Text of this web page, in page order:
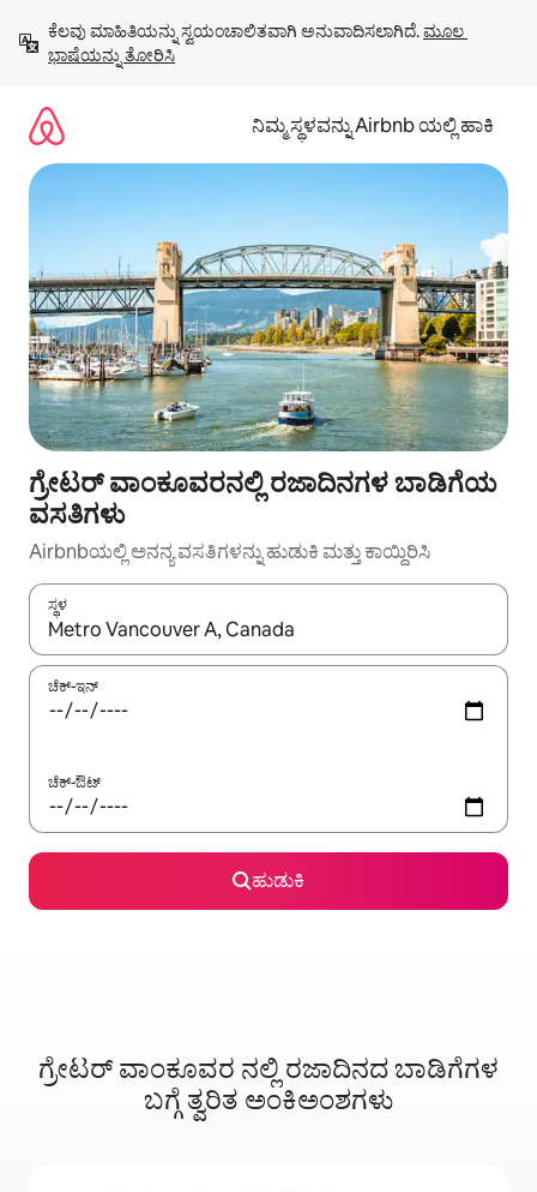
ಹೋಗಿ
ಕೆಲವು ಮಾಹಿತಿಯನ್ನು ಸ್ವಯಂಚಾಲಿತವಾಗಿ ಅನುವಾದಿಸಲಾಗಿದೆ. ಮೂಲ
ಭಾಷೆಯನ್ನು ತೋರಿಸಿ
ನಿಮ್ಮ ಸ್ಥಳವನ್ನು Airbnb ಯಲ್ಲಿ ಹಾಕಿ
ಗ್ರೇಟರ್ ವಾಂಕೂವರನಲ್ಲಿ ರಜಾದಿನಗಳ ಬಾಡಿಗೆಯ
ವಸತಿಗಳು
Airbnbಯಲ್ಲಿ ಅನನ್ಯ ವಸತಿಗಳನ್ನು ಹುಡುಕಿ ಮತ್ತು ಕಾಯ್ದಿರಿಸಿ
ಸ್ಥಳ
ಫಲಿತಾಂಶಗಳು ಲಭ್ಯವಿರುವಾಗ, ಅಪ್ ಮತ್ತು ಡೌನ್ ಬಾಣದ ಕೀಲಿಗಳೊಂದಿಗೆ
ಚೆಕ್-ಇನ್
ಚೆಕ್-ಔಟ್
ಹುಡುಕಿ
ಗ್ರೇಟರ್ ವಾಂಕೂವರ ನಲ್ಲಿ ರಜಾದಿನದ ಬಾಡಿಗೆಗಳ
ಬಗ್ಗೆ ತ್ವರಿತ ಅಂಕಿಅಂಶಗಳು